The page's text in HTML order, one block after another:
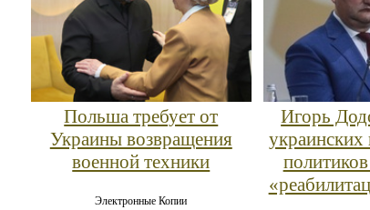
Польша требует от
Украины возвращения
военной техники
Электронные Копии
Игорь
украинских